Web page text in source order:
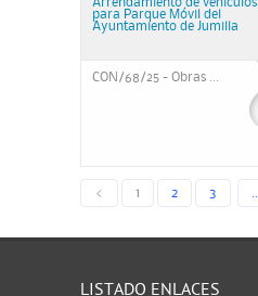
Arrendamiento de vehículos
para Parque Móvil del
Ayuntamiento de Jumilla
CON/68/25 - Obras ...
< 1 2 3
LISTADO ENLACES